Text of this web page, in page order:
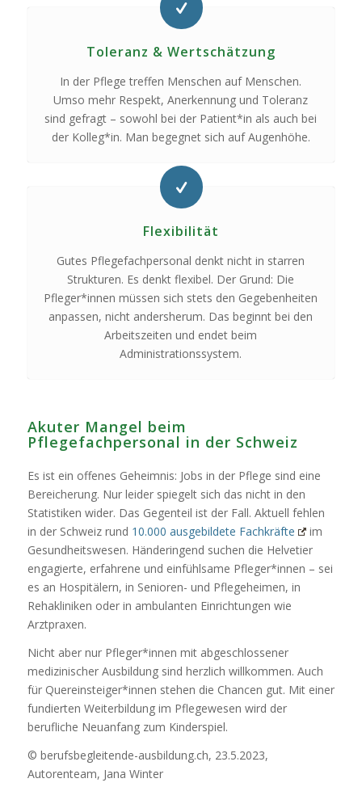
Toleranz & Wertschätzung
In der Pflege treffen Menschen auf Menschen.
Umso mehr Respekt, Anerkennung und Toleranz
sind gefragt – sowohl bei der Patient*in als auch bei
der Kolleg*in. Man begegnet sich auf Augenhöhe.
Flexibilität
Gutes Pflegefachpersonal denkt nicht in starren
Strukturen. Es denkt flexibel. Der Grund: Die
Pfleger*innen müssen sich stets den Gegebenheiten
anpassen, nicht andersherum. Das beginnt bei den
Arbeitszeiten und endet beim
Administrationssystem.
Akuter Mangel beim
Pflegefachpersonal in der Schweiz
Es ist ein offenes Geheimnis: Jobs in der Pflege sind eine
Bereicherung. Nur leider spiegelt sich das nicht in den
Statistiken wider. Das Gegenteil ist der Fall. Aktuell fehlen
in der Schweiz rund 10.000 ausgebildete Fachkräfte
im
Gesundheitswesen. Händeringend suchen die Helvetier
engagierte, erfahrene und einfühlsame Pfleger*innen – sei
es an Hospitälern, in Senioren- und Pflegeheimen, in
Rehakliniken oder in ambulanten Einrichtungen wie
Arztpraxen.
Nicht aber nur Pfleger*innen mit abgeschlossener
medizinischer Ausbildung sind herzlich willkommen. Auch
für Quereinsteiger*innen stehen die Chancen gut. Mit einer
fundierten Weiterbildung im Pflegewesen wird der
berufliche Neuanfang zum Kinderspiel.
© berufsbegleitende-ausbildung.ch, 23.5.2023,
Autorenteam, Jana Winter